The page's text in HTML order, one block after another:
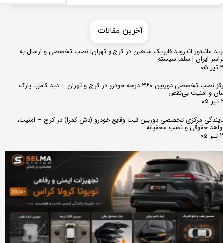
مانیتور اندروید فابریک شاهین در کرج و تهران| نصب تخصصی و ارسال به
ایران | سلما سیستم
مرکز نصب تخصصی دوربین ۳۶۰ درجه خودرو در کرج و تهران – دید کامل، پارک
و امنیت بی‌نقص
مرکزی تخصصی دوربین ثبت وقایع خودرو (دش کمرا) در کرج – امنیت،
حقوقی و نصب مخفیانه
​​آخرین مقالات